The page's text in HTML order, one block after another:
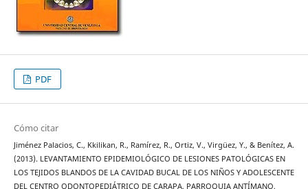
PDF
Cómo citar
Jiménez Palacios, C., Kkilikan, R., Ramírez, R., Ortiz, V., Virgüez, Y., & Benítez, A.
(2013). LEVANTAMIENTO EPIDEMIOLÓGICO DE LESIONES PATOLÓGICAS EN
LOS TEJIDOS BLANDOS DE LA CAVIDAD BUCAL DE LOS NIÑOS Y ADOLESCENTE
DEL CENTRO ODONTOPEDIÁTRICO DE CARAPA, PARROQUIA ANTÍMANO,